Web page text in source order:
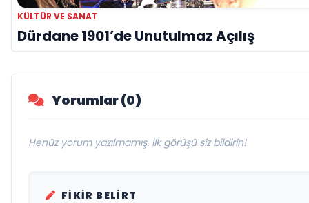
KÜLTÜR VE SANAT
Dürdane 1901’de Unutulmaz Açılış
Yorumlar (0)
Henüz yorum yazılmamış. İlk görüşü siz bildirin!
FIKIR BELIRT